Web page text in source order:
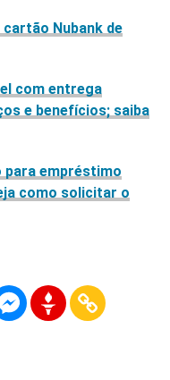
Nubank de
com entrega
e benefícios; saiba
para empréstimo
como solicitar o